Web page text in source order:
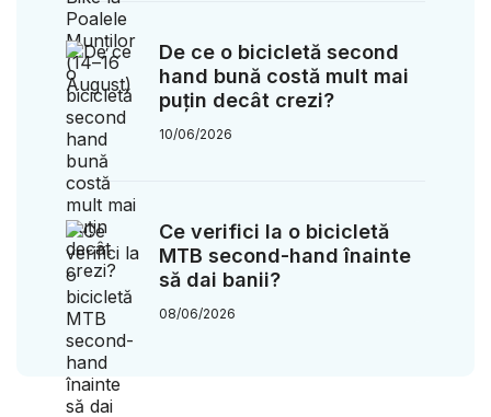
De ce o bicicletă second
hand bună costă mult mai
puțin decât crezi?
10/06/2026
Ce verifici la o bicicletă
MTB second-hand înainte
să dai banii?
08/06/2026